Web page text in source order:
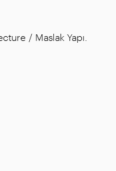
/ Maslak Yapı.